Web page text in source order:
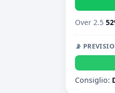
Over 2.5
📡
Consiglio: